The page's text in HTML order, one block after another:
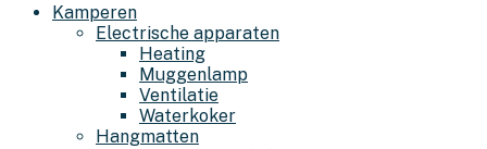
Kamperen
Electrische apparaten
Heating
Muggenlamp
Ventilatie
Waterkoker
Hangmatten